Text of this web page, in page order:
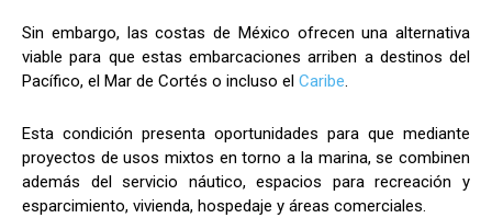
Sin embargo, las costas de México ofrecen una alternativa
viable para que estas embarcaciones arriben a destinos del
Pacífico, el Mar de Cortés o incluso el Caribe.
Esta condición presenta oportunidades para que mediante
proyectos de usos mixtos en torno a la marina, se combinen
además del servicio náutico, espacios para recreación y
esparcimiento, vivienda, hospedaje y áreas comerciales.